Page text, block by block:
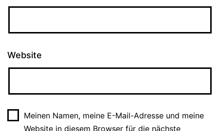
Website
Meinen Namen, meine E-Mail-Adresse und meine
Website in diesem Browser für die nächste